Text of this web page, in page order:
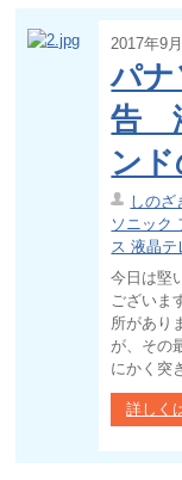
2017年9
パ
告
ンド
しのざ
ソニック
ス 液晶テ
今日は堅
ございま
所があり
が、その
にかく突
詳しく